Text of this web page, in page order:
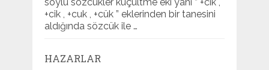
soylu sözcükler küçültme eki yani ” +cık ,
+cik , +cuk , +cük ” eklerinden bir tanesini
aldığında sözcük ile …
HAZARLAR